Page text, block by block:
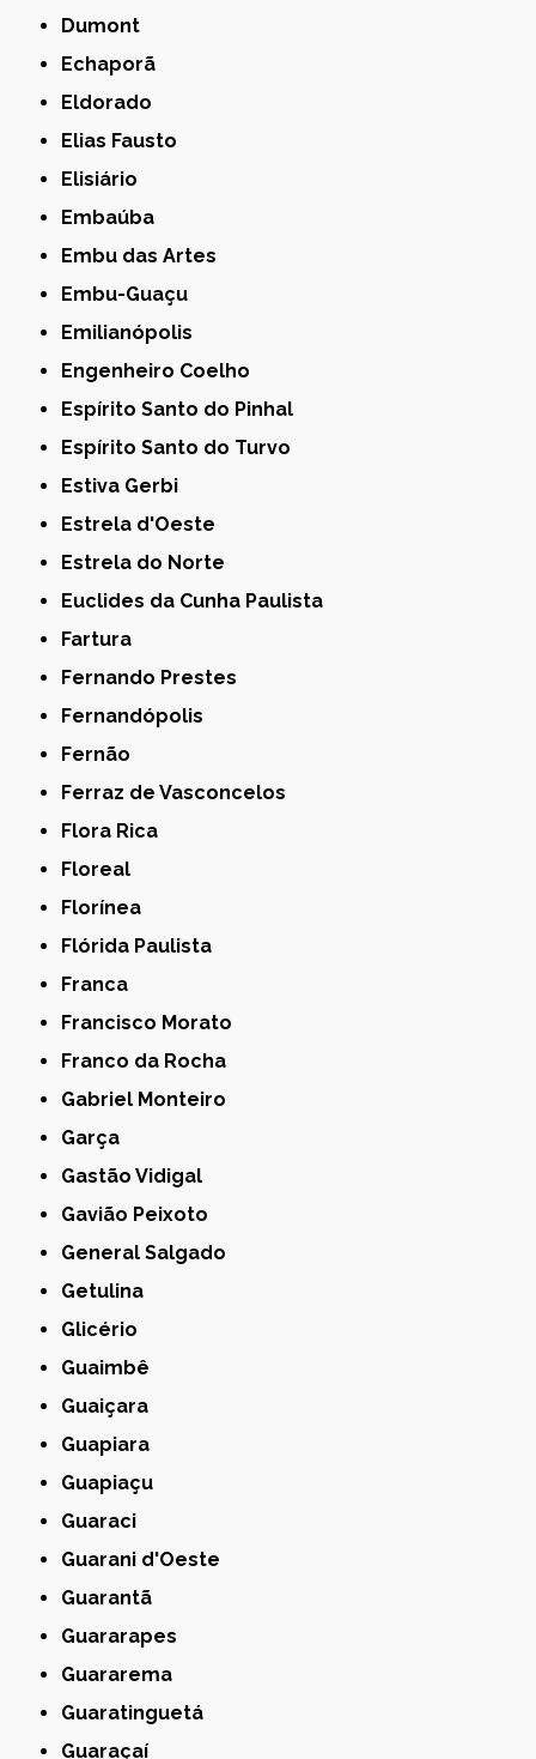
Dumont
Echaporã
Eldorado
Elias Fausto
Elisiário
Embaúba
Embu das Artes
Embu-Guaçu
Emilianópolis
Engenheiro Coelho
Espírito Santo do Pinhal
Espírito Santo do Turvo
Estiva Gerbi
Estrela d'Oeste
Estrela do Norte
Euclides da Cunha Paulista
Fartura
Fernando Prestes
Fernandópolis
Fernão
Ferraz de Vasconcelos
Flora Rica
Floreal
Florínea
Flórida Paulista
Franca
Francisco Morato
Franco da Rocha
Gabriel Monteiro
Garça
Gastão Vidigal
Gavião Peixoto
General Salgado
Getulina
Glicério
Guaimbê
Guaiçara
Guapiara
Guapiaçu
Guaraci
Guarani d'Oeste
Guarantã
Guararapes
Guararema
Guaratinguetá
Guaraçaí